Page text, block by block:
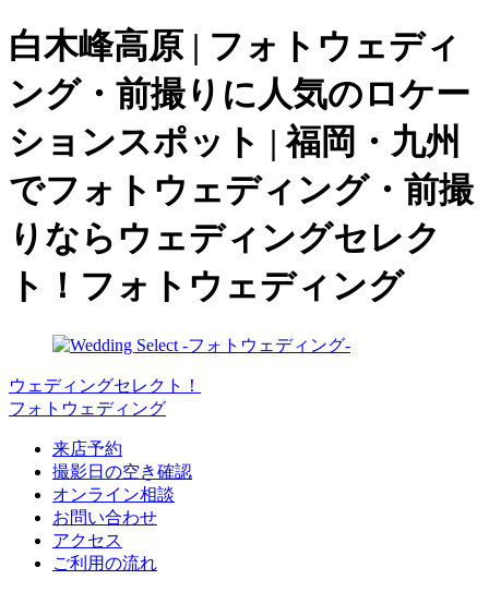
白木峰高原 | フォトウェディ
ング・前撮りに人気のロケー
ションスポット | 福岡・九州
でフォトウェディング・前撮
りならウェディングセレク
ト！フォトウェディング
ウェディングセレクト！
フォトウェディング
来店予約
撮影日の空き確認
オンライン相談
お問い合わせ
アクセス
ご利用の流れ